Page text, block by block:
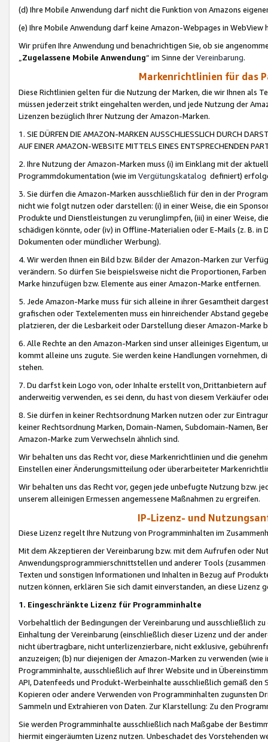
(d) Ihre Mobile Anwendung darf nicht die Funktion von Amazons
(e) Ihre Mobile Anwendung darf keine Amazon-Webpages in WebView
Wir prüfen Ihre Anwendung und benachrichtigen Sie, ob sie
„Zugelassene Mobile Anwendung“ im Sinne derVereinbarung.
Markenrichtlinien für das
Diese Richtlinien gelten für die Nutzung der Marken, die wir Ihnen als
müssen jederzeit strikt eingehalten werden, und jede Nutzung der
Lizenzen bezüglich Ihrer Nutzung der Amazon-Marken.
1. SIE DÜRFEN DIE AMAZON-MARKEN AUSSCHLIESSLICH DURCH
AUF EINER AMAZON-WEBSITE MITTELS EINES ENTSPRECHENDEN
2. Ihre Nutzung der Amazon-Marken muss (i) im Einklang mit der
Programmdokumentation (wie im Vergütungskatalog definiert)
3. Sie dürfen die Amazon-Marken ausschließlich für den in der
nicht wie folgt nutzen oder darstellen: (i) in einer Weise, die ein
Produkte und Dienstleistungen zu verunglimpfen, (iii) in einer Weise,
schädigen könnte, oder (iv) in Offline-Materialien oder E-Mails (z. B. in
Dokumenten oder mündlicher Werbung).
4. Wir werden Ihnen ein Bild bzw. Bilder der Amazon-Marken zur
verändern. So dürfen Sie beispielsweise nicht die Proportionen,
Marke hinzufügen bzw. Elemente aus einer Amazon-Marke entfernen.
5. Jede Amazon-Marke muss für sich alleine in ihrer Gesamtheit
grafischen oder Textelementen muss ein hinreichender Abstand
platzieren, der die Lesbarkeit oder Darstellung dieser Amazon-Marke
6. Alle Rechte an den Amazon-Marken sind unser alleiniges
kommt alleine uns zugute. Sie werden keine Handlungen vornehmen,
stehen.
7. Du darfst kein Logo von, oder Inhalte erstellt von,Drittanbietern auf
anderweitig verwenden, es sei denn, du hast von diesem Verkäufer
8. Sie dürfen in keiner Rechtsordnung Marken nutzen oder zur
keiner Rechtsordnung Marken, Domain-Namen, Subdomain-Namen,
Amazon-Marke zum Verwechseln ähnlich sind.
Wir behalten uns das Recht vor, diese Markenrichtlinien und die
Einstellen einer Änderungsmitteilung oder überarbeiteter
Wir behalten uns das Recht vor, gegen jede unbefugte Nutzung bzw.
unserem alleinigen Ermessen angemessene Maßnahmen zu ergreifen.
IP-Lizenz- und
Diese Lizenz regelt Ihre Nutzung von Programminhalten im
Mit dem Akzeptieren der Vereinbarung bzw. mit dem Aufrufen oder
Anwendungsprogrammierschnittstellen und anderer Tools (zusammen
Texten und sonstigen Informationen und Inhalten in Bezug auf
nutzen können, erklären Sie sich damit einverstanden, an diese Lizenz
1. Eingeschränkte Lizenz für Programminhalte
Vorbehaltlich der Bedingungen der Vereinbarung und ausschließlich
Einhaltung der Vereinbarung (einschließlich dieser Lizenz und der
nicht übertragbare, nicht unterlizenzierbare, nicht exklusive,
anzuzeigen; (b) nur diejenigen der Amazon-Marken zu verwenden
Programminhalte, ausschließlich auf Ihrer Website und in
API, Datenfeeds und Produkt-Werbeinhalte ausschließlich gemäß
Kopieren oder andere Verwenden von Programminhalten zugunsten
Sammeln und Extrahieren von Daten. Zur Klarstellung: Zu den
Sie werden Programminhalte ausschließlich nach Maßgabe der
hiermit eingeräumten Lizenz nutzen. Unbeschadet des Vorstehenden